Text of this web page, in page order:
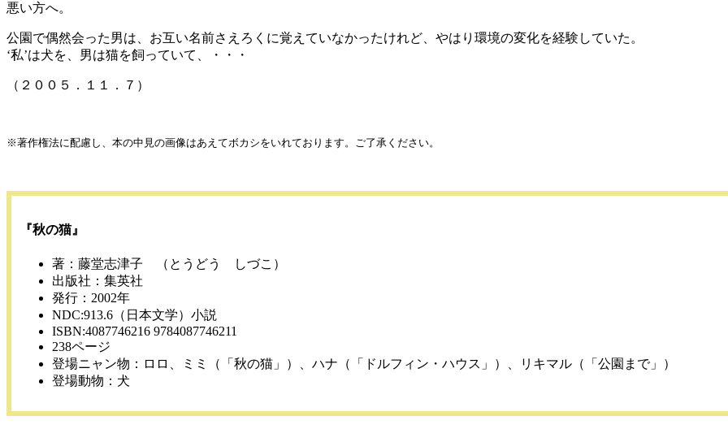
悪い方へ。
公園で偶然会った男は、お互い名前さえろくに覚えていなかったけれど、やはり環境の変化を経験していた。
‘私’は犬を、男は猫を飼っていて、・・・
（２００５．１１．７）
※著作権法に配慮し、本の中見の画像はあえてボカシをいれております。ご了承ください。
『秋の猫』
著：藤堂志津子 （とうどう しづこ）
出版社：集英社
発行：2002年
NDC:913.6（日本文学）小説
ISBN:4087746216 9784087746211
238ページ
登場ニャン物：ロロ、ミミ（「秋の猫」）、ハナ（「ドルフィン・ハウス」）、リキマル（「公園まで」）
登場動物：犬